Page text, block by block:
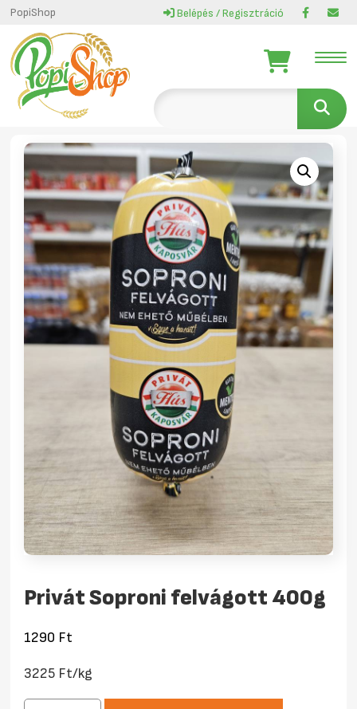
PopiShop Belépés / Regisztráció
Privát Soproni felvágott 400g
1290 Ft
3225 Ft/kg